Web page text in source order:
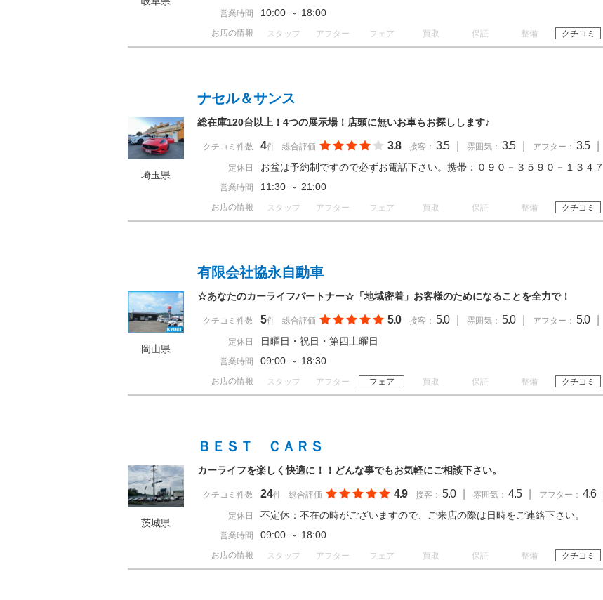
営業時間 10:00 ～ 18:00
お店の情報 スタッフ アフター フェア 買取 保証 整備 クチコミ
埼玉県
ナセル＆サンス
総在庫120台以上！4つの展示場！店頭に無いお車もお探しします♪
クチコミ件数 4件 総合評価 3.8 接客： 3.5 雰囲気： 3.5 アフター： 3.5
定休日 お盆は予約制ですので必ずお電話下さい。携帯：０９０－３５９０－１３４７
営業時間 11:30 ～ 21:00
お店の情報 スタッフ アフター フェア 買取 保証 整備 クチコミ
岡山県
有限会社協永自動車
☆あなたのカーライフパートナー☆「地域密着」お客様のためになることを全力で！
クチコミ件数 5件 総合評価 5.0 接客： 5.0 雰囲気： 5.0 アフター： 5.0
定休日 日曜日・祝日・第四土曜日
営業時間 09:00 ～ 18:30
お店の情報 スタッフ アフター フェア 買取 保証 整備 クチコミ
茨城県
ＢＥＳＴ ＣＡＲＳ
カーライフを楽しく快適に！！どんな事でもお気軽にご相談下さい。
クチコミ件数 24件 総合評価 4.9 接客： 5.0 雰囲気： 4.5 アフター： 4.6
定休日 不定休：不在の時がございますので、ご来店の際は日時をご連絡下さい。
営業時間 09:00 ～ 18:00
お店の情報 スタッフ アフター フェア 買取 保証 整備 クチコミ